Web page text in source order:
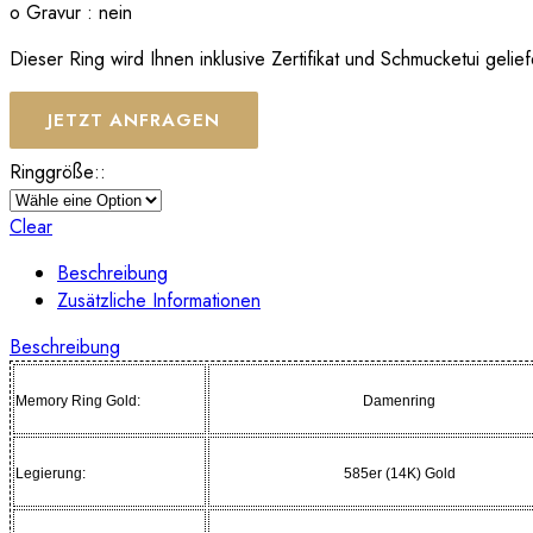
o Gravur : nein
Dieser Ring wird Ihnen inklusive Zertifikat und Schmucketui
JETZT ANFRAGEN
Ringgröße::
Clear
Beschreibung
Zusätzliche Informationen
Beschreibung
Memory Ring Gold: Damenring
Legierung: 585er (14K) Gold